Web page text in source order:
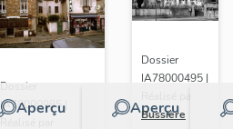
Aperçu
Dossier
IA78000985 |
Aperçu
Dossier
IA78000495 |
Bussière